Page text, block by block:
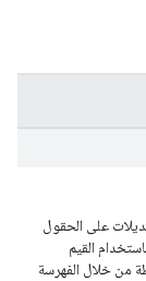
على الحقول
القيم
من خلال الفهرسة